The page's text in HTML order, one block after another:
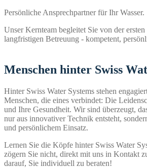
Persönliche Ansprechpartner für Ihr Wasser.
Unser Kernteam begleitet Sie von der
langfristigen Betreuung - kompetent,
Menschen hinter Swiss
Hinter Swiss Water Systems stehen
Menschen, die eines verbindet: Die
und Ihre Gesundheit. Wir sind überzeugt,
nur aus innovativer Technik entsteht,
und persönlichem Einsatz.
Lernen Sie die Köpfe hinter Swiss Water
zögern Sie nicht, direkt mit uns in Kontakt
darauf, Sie individuell zu beraten!